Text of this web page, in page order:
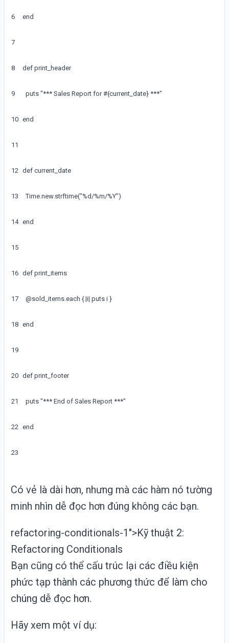
6
7
8
9
10
11
12
13
14
15
16
17
18
19
20
21
22
23
end
def print_header
puts "*** Sales Report for #{current_date} ***"
end
def current_date
Time.new.strftime("%d/%m/%Y")
end
def print items
@sold_items.each { |i| puts i }
end
def print_footer
puts "*** End of Sales Report ***"
end
Có vẻ là dài hơn, nhưng mà các hàm nó tường
minh nhìn dễ đọc hơn đúng không các bạn.
refactoring-conditionals-1">Kỹ thuật 2:
Refactoring Conditionals
Bạn cũng có thể cấu trúc lại các điều kiện
phức tạp thành các phương thức để làm cho
chúng dễ đọc hơn.
Hãy xem một ví dụ: